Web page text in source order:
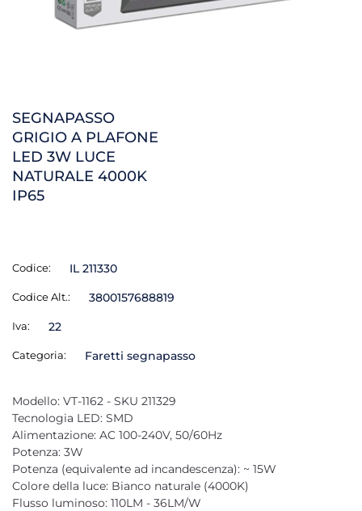
SEGNAPASSO
GRIGIO A PLAFONE
LED 3W LUCE
NATURALE 4000K
IP65
Codice: IL 211330
Codice Alt.: 3800157688819
Iva: 22
Categoria: Faretti segnapasso
Modello: VT-1162 - SKU 211329
Tecnologia LED: SMD
Alimentazione: AC 100-240V, 50/60Hz
Potenza: 3W
Potenza (equivalente ad incandescenza): ~ 15W
Colore della luce: Bianco naturale (4000K)
Flusso luminoso: 110LM - 36LM/W